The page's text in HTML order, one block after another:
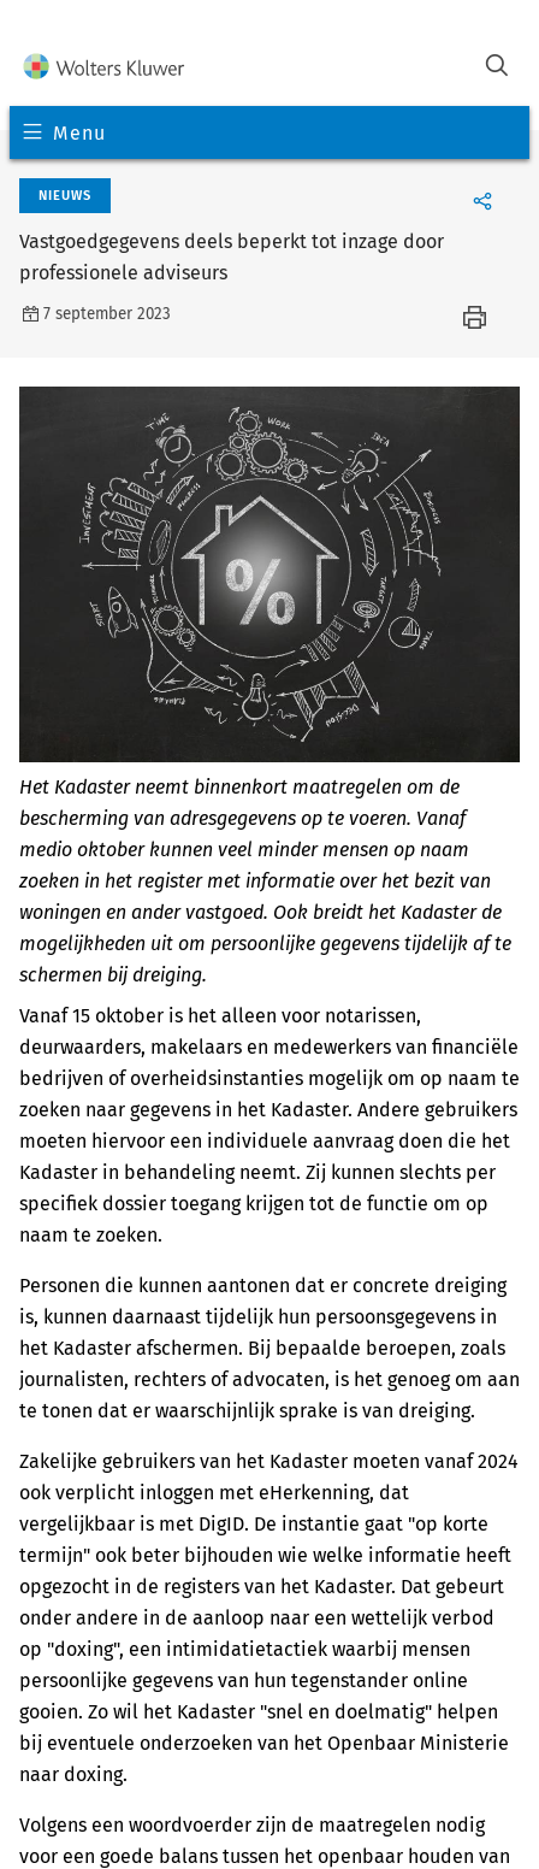
Menu
NIEUWS
Vastgoedgegevens deels beperkt tot inzage door
professionele adviseurs
7 september 2023
Het Kadaster neemt binnenkort maatregelen om de
bescherming van adresgegevens op te voeren. Vanaf
medio oktober kunnen veel minder mensen op naam
zoeken in het register met informatie over het bezit van
woningen en ander vastgoed. Ook breidt het Kadaster de
mogelijkheden uit om persoonlijke gegevens tijdelijk af te
schermen bij dreiging.
Vanaf 15 oktober is het alleen voor notarissen,
deurwaarders, makelaars en medewerkers van financiële
bedrijven of overheidsinstanties mogelijk om op naam te
zoeken naar gegevens in het Kadaster. Andere gebruikers
moeten hiervoor een individuele aanvraag doen die het
Kadaster in behandeling neemt. Zij kunnen slechts per
specifiek dossier toegang krijgen tot de functie om op
naam te zoeken.
Personen die kunnen aantonen dat er concrete dreiging
is, kunnen daarnaast tijdelijk hun persoonsgegevens in
het Kadaster afschermen. Bij bepaalde beroepen, zoals
journalisten, rechters of advocaten, is het genoeg om aan
te tonen dat er waarschijnlijk sprake is van dreiging.
Zakelijke gebruikers van het Kadaster moeten vanaf 2024
ook verplicht inloggen met eHerkenning, dat
vergelijkbaar is met DigID. De instantie gaat "op korte
termijn" ook beter bijhouden wie welke informatie heeft
opgezocht in de registers van het Kadaster. Dat gebeurt
onder andere in de aanloop naar een wettelijk verbod
op "doxing", een intimidatietactiek waarbij mensen
persoonlijke gegevens van hun tegenstander online
gooien. Zo wil het Kadaster "snel en doelmatig" helpen
bij eventuele onderzoeken van het Openbaar Ministerie
naar doxing.
Volgens een woordvoerder zijn de maatregelen nodig
voor een goede balans tussen het openbaar houden van